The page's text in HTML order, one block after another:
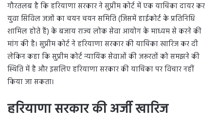
गौरतलब है कि हरियाणा सरकार ने सुप्रीम कोर्ट में एक याचिका दायर कर
युवा सिविल जजों का चयन चयन समिति (जिसमें हाईकोर्ट के प्रतिनिध‌ि
शामिल होते हैं) के बजाय राज्य लोक सेवा आयोग के माध्यम से करने की
मांग की है। सुप्रीम कोर्ट ने हरियाणा सरकार की याचिका खारिज कर दी
लेकिन कहा कि सुप्रीम कोर्ट न्यायिक सेवाओं की जरूरतों को समझने की
स्थिति में है और इसलिए हरियाणा सरकार की याचिका पर विचार नहीं
किया जा सकता।
हरियाणा सरकार की अर्जी खारिज